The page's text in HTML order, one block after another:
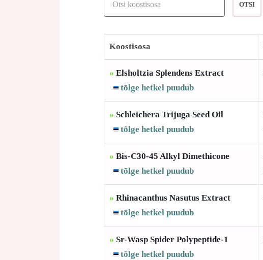
OTSI
Koostisosa
» Elsholtzia Splendens Extract
tõlge hetkel puudub
» Schleichera Trijuga Seed Oil
tõlge hetkel puudub
» Bis-C30-45 Alkyl Dimethicone
tõlge hetkel puudub
» Rhinacanthus Nasutus Extract
tõlge hetkel puudub
» Sr-Wasp Spider Polypeptide-1
tõlge hetkel puudub